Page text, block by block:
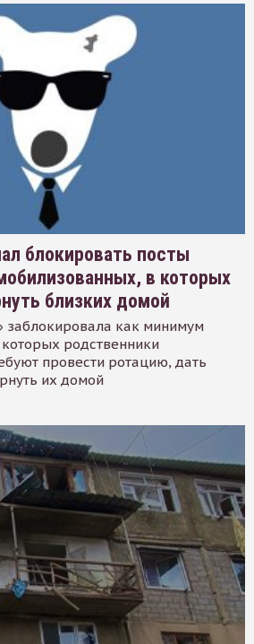
блокировать посты
в которых
близких домой
заблокировала как минимум
родственники
провести ротацию, дать
их домой